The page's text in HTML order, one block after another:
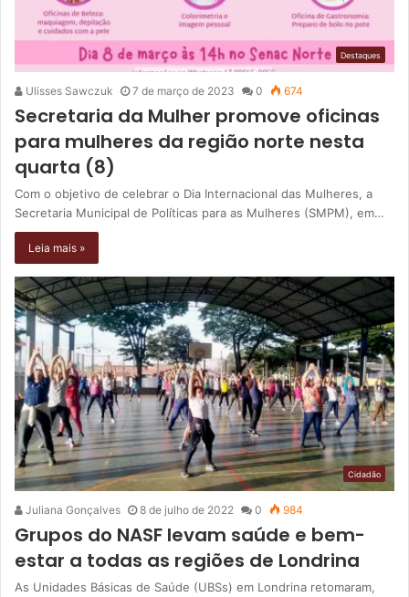
Destaques
Ulisses Sawczuk 7 de março de 2023 0 674
Secretaria da Mulher promove oficinas
para mulheres da região norte nesta
quarta (8)
Com o objetivo de celebrar o Dia Internacional das Mulheres, a
Secretaria Municipal de Políticas para as Mulheres (SMPM), em…
Leia mais »
Cidadão
Juliana Gonçalves 8 de julho de 2022 0 984
Grupos do NASF levam saúde e bem-
estar a todas as regiões de Londrina
As Unidades Básicas de Saúde (UBSs) em Londrina retomaram,